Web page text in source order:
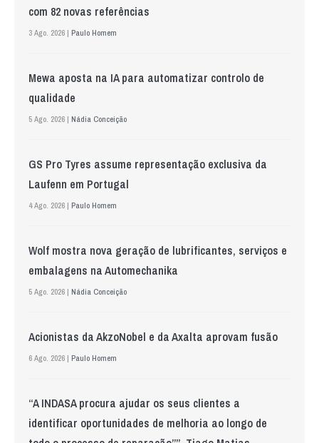
com 82 novas referências
3 Ago. 2026 | Paulo Homem
Mewa aposta na IA para automatizar controlo de
qualidade
5 Ago. 2026 | Nádia Conceição
GS Pro Tyres assume representação exclusiva da
Laufenn em Portugal
4 Ago. 2026 | Paulo Homem
Wolf mostra nova geração de lubrificantes, serviços e
embalagens na Automechanika
5 Ago. 2026 | Nádia Conceição
Acionistas da AkzoNobel e da Axalta aprovam fusão
6 Ago. 2026 | Paulo Homem
“A INDASA procura ajudar os seus clientes a
identificar oportunidades de melhoria ao longo de